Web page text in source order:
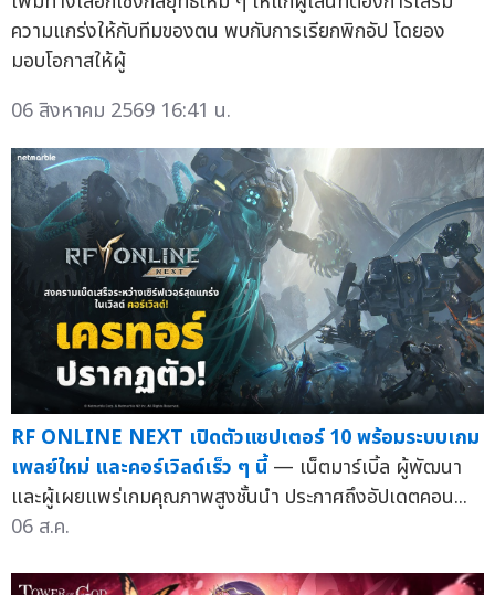
ความแกร่งให้กับทีมของตน พบกับการเรียกพิกอัป โดยอง
มอบโอกาสให้ผู้
06 สิงหาคม 2569 16:41 น.
RF ONLINE NEXT เปิดตัวแชปเตอร์ 10 พร้อมระบบเกม
เพลย์ใหม่ และคอร์เวิลด์เร็ว ๆ นี้ — เน็ตมาร์เบิ้ล ผู้พัฒนา
และผู้เผยแพร่เกมคุณภาพสูงชั้นนำ ประกาศถึงอัปเดตคอน...
06 ส.ค.